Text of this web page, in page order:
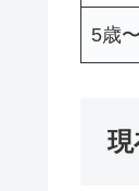
5歳〜